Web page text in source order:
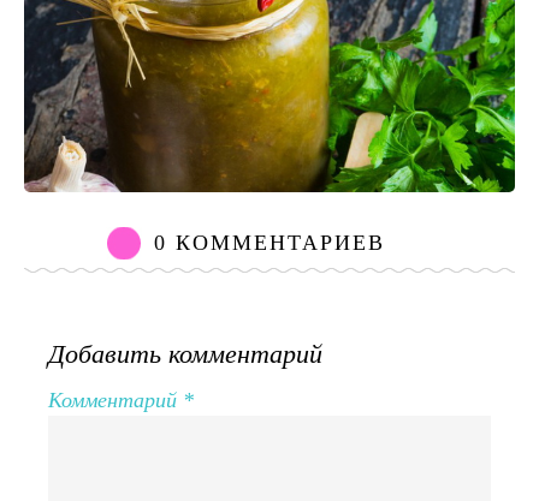
0 КОММЕНТАРИЕВ
Добавить комментарий
Комментарий *